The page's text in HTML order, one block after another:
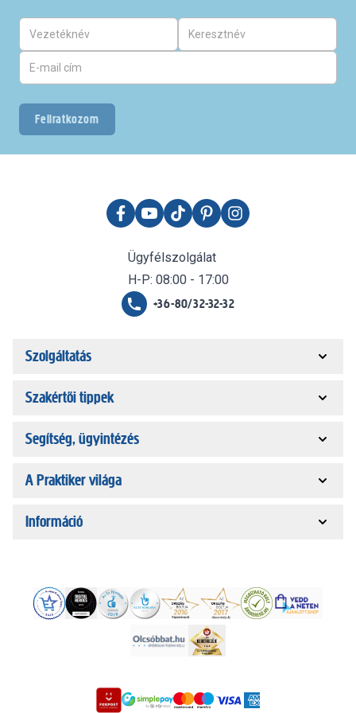
Feliratkozom
Ügyfélszolgálat
H-P: 08:00 - 17:00
+36-80/32-32-32
Szolgáltatás
Szakértői tippek
Segítség, ügyintézés
A Praktiker világa
Információ